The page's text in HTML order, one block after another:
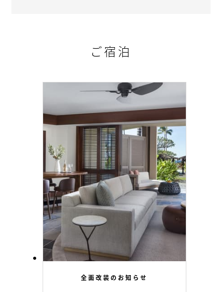
ご宿泊
全面改装のお知らせ